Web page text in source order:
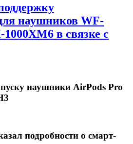
наушников WF-
в связке с
наушники AirPods Pro
подробности о смарт-